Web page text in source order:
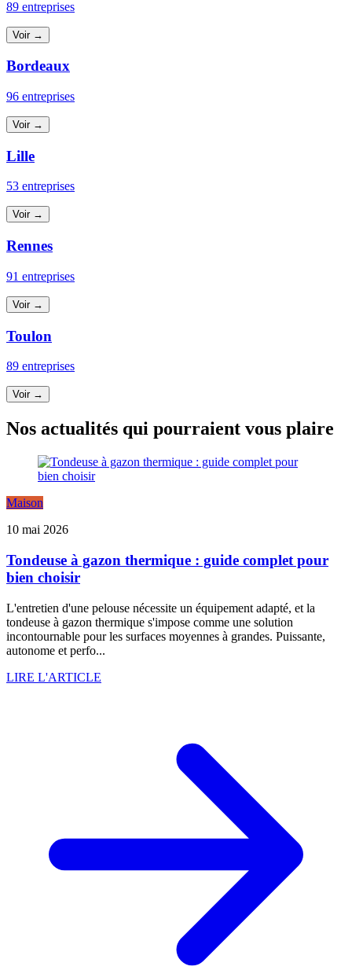
89 entreprises
Voir →
Bordeaux
96 entreprises
Voir →
Lille
53 entreprises
Voir →
Rennes
91 entreprises
Voir →
Toulon
89 entreprises
Voir →
Nos actualités qui pourraient vous plaire
Maison
10 mai 2026
Tondeuse à gazon thermique : guide complet pour
bien choisir
L'entretien d'une pelouse nécessite un équipement adapté, et la
tondeuse à gazon thermique s'impose comme une solution
incontournable pour les surfaces moyennes à grandes. Puissante,
autonome et perfo...
LIRE L'ARTICLE